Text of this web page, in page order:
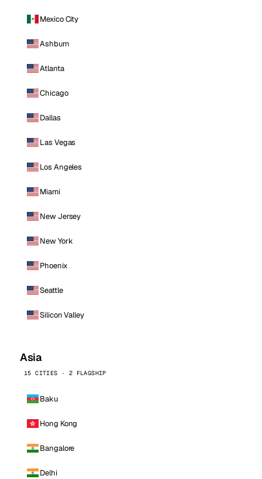
Mexico City
Ashburn
Atlanta
Chicago
Dallas
Las Vegas
Los Angeles
Miami
New Jersey
New York
Phoenix
Seattle
Silicon Valley
Asia
15 CITIES · 2 FLAGSHIP
Baku
Hong Kong
Bangalore
Delhi